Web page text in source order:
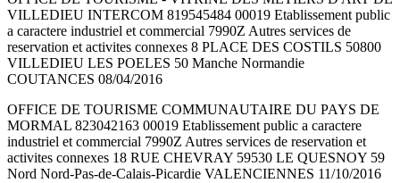
VILLEDIEU INTERCOM 819545484 00019 Etablissement public
a caractere industriel et commercial 7990Z Autres services de
reservation et activites connexes 8 PLACE DES COSTILS 50800
VILLEDIEU LES POELES 50 Manche Normandie
COUTANCES 08/04/2016
OFFICE DE TOURISME COMMUNAUTAIRE DU PAYS DE
MORMAL 823042163 00019 Etablissement public a caractere
industriel et commercial 7990Z Autres services de reservation et
activites connexes 18 RUE CHEVRAY 59530 LE QUESNOY 59
Nord Nord-Pas-de-Calais-Picardie VALENCIENNES 11/10/2016